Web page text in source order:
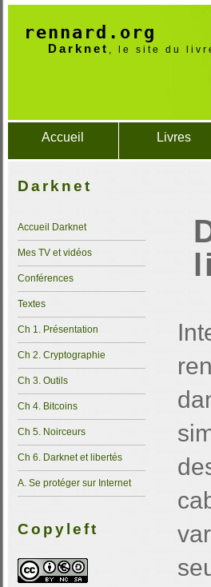
rennard.org
Darknet , le site du
Accueil Livres
Darknet
Accueil Darknet
Mes TV et vidéos
Conférences
Textes
Ch 1. Présentation
Ch 2. Cryptographie
Ch 3. Outils
Ch 4. Bitcoins
Ch 5. Noirceurs
Ch 6. Darknet et libertés
A. Se protéger sur Internet
Copyleft